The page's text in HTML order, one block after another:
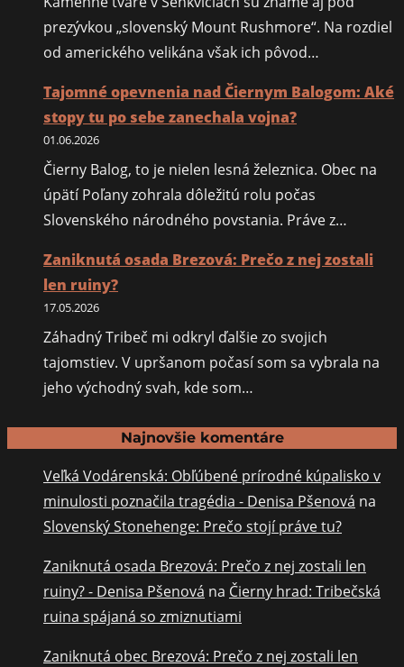
prezývkou „slovenský Mount Rushmore“. Na rozdiel
od amerického velikána však ich pôvod…
Tajomné opevnenia nad Čiernym Balogom: Aké
stopy tu po sebe zanechala vojna?
01.06.2026
Čierny Balog, to je nielen lesná železnica. Obec na
úpätí Poľany zohrala dôležitú rolu počas
Slovenského národného povstania. Práve z…
Zaniknutá osada Brezová: Prečo z nej zostali
len ruiny?
17.05.2026
Záhadný Tribeč mi odkryl ďalšie zo svojich
tajomstiev. V upršanom počasí som sa vybrala na
jeho východný svah, kde som…
Najnovšie komentáre
Veľká Vodárenská: Obľúbené prírodné kúpalisko v
minulosti poznačila tragédia - Denisa Pšenová na
Slovenský Stonehenge: Prečo stojí práve tu?
Zaniknutá osada Brezová: Prečo z nej zostali len
ruiny? - Denisa Pšenová na Čierny hrad: Tribečská
ruina spájaná so zmiznutiami
Zaniknutá obec Brezová: Prečo z nej zostali len